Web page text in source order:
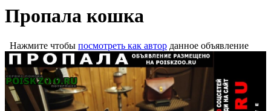
Пропала кошка
Нажмите чтобы посмотреть как автор данное объявление